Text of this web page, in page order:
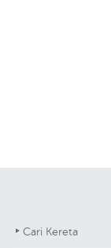
Cari Kereta